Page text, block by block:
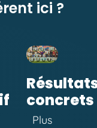
ici ?
concrets
Plus